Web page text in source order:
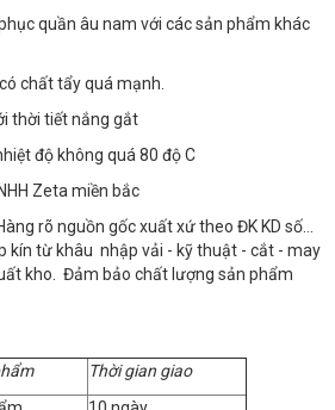
quần âu nam với các sản phẩm khác
chất tẩy quá mạnh.
thời tiết nắng gắt
độ không quá 80 độ C
Zeta miền bắc
rõ nguồn gốc xuất xứ theo ĐK KD số…
kín từ khâu nhập vải - kỹ thuật - cắt - may
kho. Đảm bảo chất lượng sản phẩm
Thời gian giao